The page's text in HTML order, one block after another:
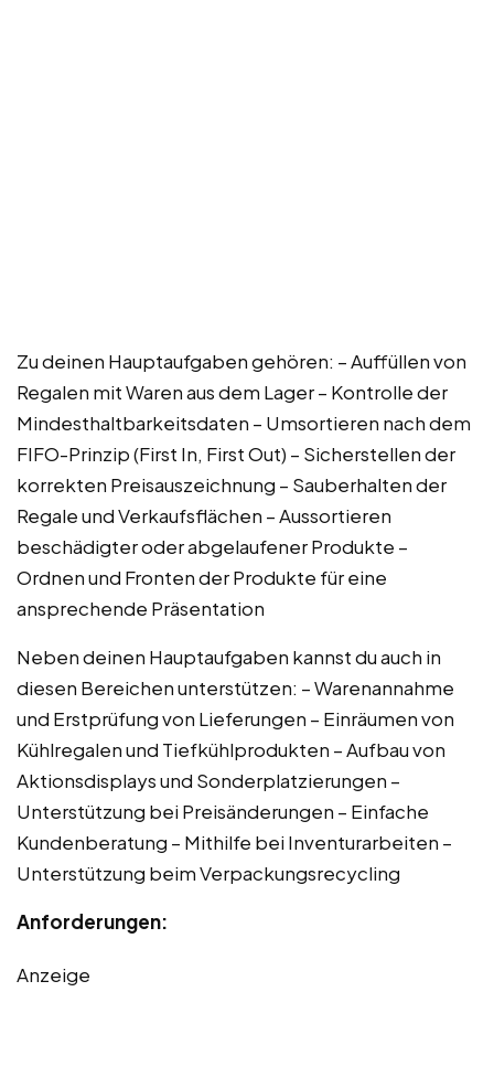
Zu deinen Hauptaufgaben gehören: – Auffüllen von
Regalen mit Waren aus dem Lager – Kontrolle der
Mindesthaltbarkeitsdaten – Umsortieren nach dem
FIFO-Prinzip (First In, First Out) – Sicherstellen der
korrekten Preisauszeichnung – Sauberhalten der
Regale und Verkaufsflächen – Aussortieren
beschädigter oder abgelaufener Produkte –
Ordnen und Fronten der Produkte für eine
ansprechende Präsentation
Neben deinen Hauptaufgaben kannst du auch in
diesen Bereichen unterstützen: – Warenannahme
und Erstprüfung von Lieferungen – Einräumen von
Kühlregalen und Tiefkühlprodukten – Aufbau von
Aktionsdisplays und Sonderplatzierungen –
Unterstützung bei Preisänderungen – Einfache
Kundenberatung – Mithilfe bei Inventurarbeiten –
Unterstützung beim Verpackungsrecycling
Anforderungen:
Anzeige